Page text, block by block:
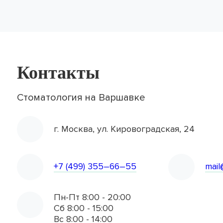
Контакты
Стоматология на Варшавке
г. Москва, ул. Кировоградская, 24
+7 (499) 355–66–55
Пн-Пт 8:00 - 20:00
Сб 8:00 - 15:00
Вс 8:00 - 14:00